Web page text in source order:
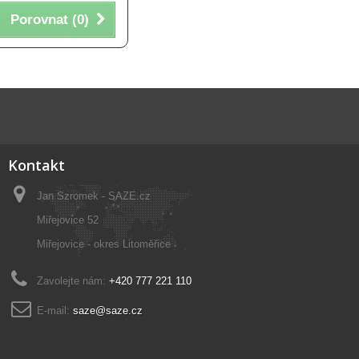
Porovnat (0)
Kontakt
Jan Szromek - SAZE.cz
Miřejovice 52
Miřejovice - okres Litoměřice
Zavolejte nám:+420 777 221 110
E-mail:saze@saze.cz